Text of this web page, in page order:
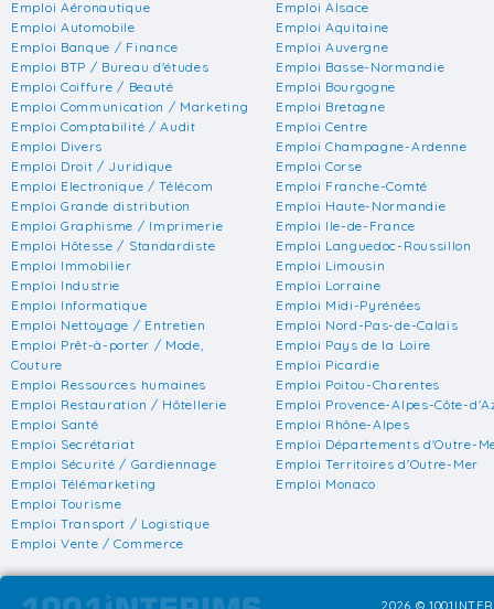
Emploi Aéronautique
Emploi Automobile
Emploi Banque / Finance
Emploi BTP / Bureau d'études
Emploi Coiffure / Beauté
Emploi Communication / Marketing
Emploi Comptabilité / Audit
Emploi Divers
Emploi Droit / Juridique
Emploi Electronique / Télécom
Emploi Grande distribution
Emploi Graphisme / Imprimerie
Emploi Hôtesse / Standardiste
Emploi Immobilier
Emploi Industrie
Emploi Informatique
Emploi Nettoyage / Entretien
Emploi Prêt-à-porter / Mode,
Couture
Emploi Ressources humaines
Emploi Restauration / Hôtellerie
Emploi Santé
Emploi Secrétariat
Emploi Sécurité / Gardiennage
Emploi Télémarketing
Emploi Tourisme
Emploi Transport / Logistique
Emploi Vente / Commerce
Emploi Alsace
Emploi Aquitaine
Emploi Auvergne
Emploi Basse-Normandie
Emploi Bourgogne
Emploi Bretagne
Emploi Centre
Emploi Champagne-Ardenne
Emploi Corse
Emploi Franche-Comté
Emploi Haute-Normandie
Emploi Ile-de-France
Emploi Languedoc-Roussillon
Emploi Limousin
Emploi Lorraine
Emploi Midi-Pyrénées
Emploi Nord-Pas-de-Calais
Emploi Pays de la Loire
Emploi Picardie
Emploi Poitou-Charentes
Emploi Provence-Alpes-Côte-
Emploi Rhône-Alpes
Emploi Départements d'Outre-
Emploi Territoires d'Outre-Mer
Emploi Monaco
2026 ©